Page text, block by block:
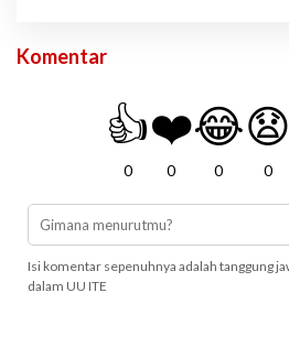
Komentar
👍
0
❤️
0
😂
0
😧
0
Isi komentar sepenuhnya adalah tanggung
dalam UU ITE